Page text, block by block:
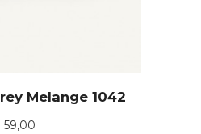
Melange 1042
Pris
59,00